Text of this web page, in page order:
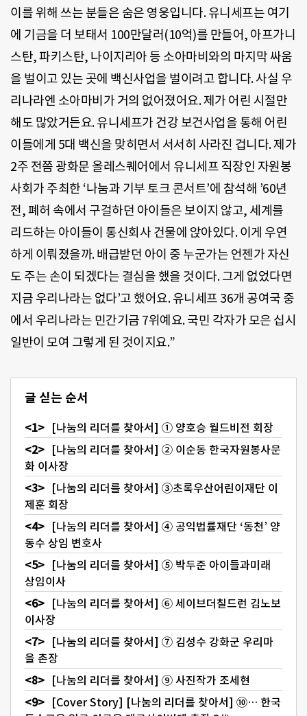
이를 위해 쓰는 분들은 숨은 영웅입니다. 유니세프는 여기
에 기금을 더 보태서 100만달러(10억)를 만들어, 아프가니
스탄, 파키스탄, 나이지리아 등 소아마비와의 마지막 싸움
을 벌이고 있는 곳에 백신사업을 벌이려고 합니다. 사실 우
리나라엔 소아마비가 거의 없어졌어요. 제가 어린 시절만
해도 많았거든요. 유니세프가 건강 보건사업을 통해 어린
이들에게 5대 백신을 맞히면서 서서히 사라진 겁니다. 제가
2주 전쯤 광화문 올레스퀘어에서 유니세프 직장인 자원봉
사회가 주최한 ‘나눔과 기부 토크 콘서트’에 참석해 ’60년
전, 폐허 속에서 구걸하던 아이들은 보이지 않고, 세계를
리드하는 아이들이 통신회사 건물에 앉아있다. 이게 우연
하게 이뤄졌을까. 배급받던 아이 중 누군가는 언젠가 자신
도 주는 손이 되겠다는 결심을 했을 것이다. 그게 없었다면
지금 우리나라는 없다’고 했어요. 유니세프 36개 공여국 중
에서 우리나라는 민간기금 7위예요. 국민 각자가 모은 십시
일반이 모여 그렇게 된 것이지요.”
글 싣는 순서
[나눔의 리더를 찾아서] ① 양호승 월드비전 회장
[나눔의 리더를 찾아서] ② 이순동 한국자원봉사문
화 이사장
[나눔의 리더를 찾아서] ③초록우산어린이재단 이
제훈 회장
[나눔의 리더를 찾아서] ④ 공익법률재단 ‘동천’ 양
동수 상임 변호사
[나눔의 리더를 찾아서] ⑤ 박두준 아이들과미래
상임이사
[나눔의 리더를 찾아서] ⑥ 세이브더칠드런 김노보
이사장
[나눔의 리더를 찾아서] ⑦ 김성수 강화군 우리마
을 촌장
[나눔의 리더를 찾아서] ⑨ 사진작가 조세현
[Cover Story] [나눔의 리더를 찾아서] ⑩… 한국